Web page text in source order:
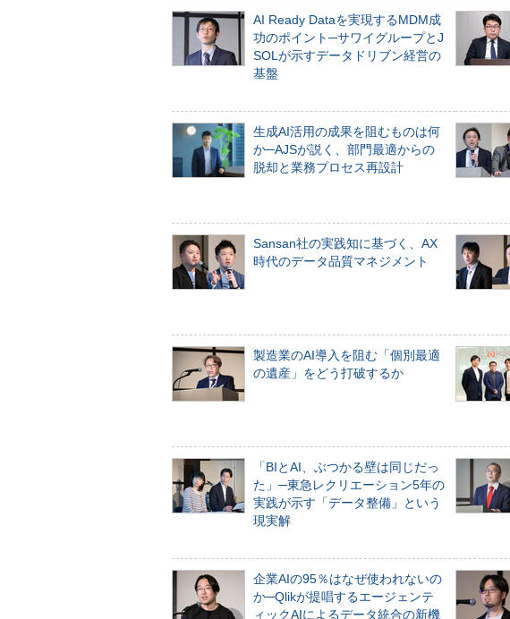
AI Ready Dataを実現するMDM成
功のポイント─サワイグループとJ
SOLが示すデータドリブン経営の
基盤
生成AI活用の成果を阻むものは何
か─AJSが説く、部門最適からの
脱却と業務プロセス再設計
Sansan社の実践知に基づく、AX
時代のデータ品質マネジメント
製造業のAI導入を阻む「個別最適
の遺産」をどう打破するか
「BIとAI、ぶつかる壁は同じだっ
た」─東急レクリエーション5年の
実践が示す「データ整備」という
現実解
企業AIの95％はなぜ使われないの
か─Qlikが提唱するエージェンテ
ィックAIによるデータ統合の新機